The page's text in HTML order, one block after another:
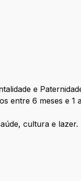
e
entre 6 meses e 1
cultura e lazer.